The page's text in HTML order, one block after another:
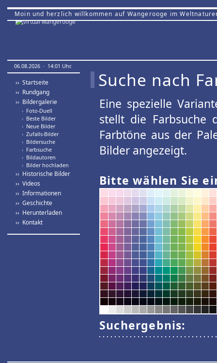
Moin und herzlich willkommen auf Wangerooge im
06.08.2026 · 14:01 Uhr.
›› Startseite
›› Rundgang
›› Bildergalerie
› Foto-Duell
› Beste Bilder
› Neue Bilder
› Zufalls-Bilder
› Bildersuche
› Farbsuche
› Bildautoren
› Bilder hochladen
›› Historische Bilder
›› Videos
›› Informationen
›› Geschichte
›› Herunterladen
›› Kontakt
Suche nach
Eine spezielle
stellt die Farbsuche
Farbtöne aus der
Bilder angezeigt.
Bitte wählen Sie
Suchergebnis: